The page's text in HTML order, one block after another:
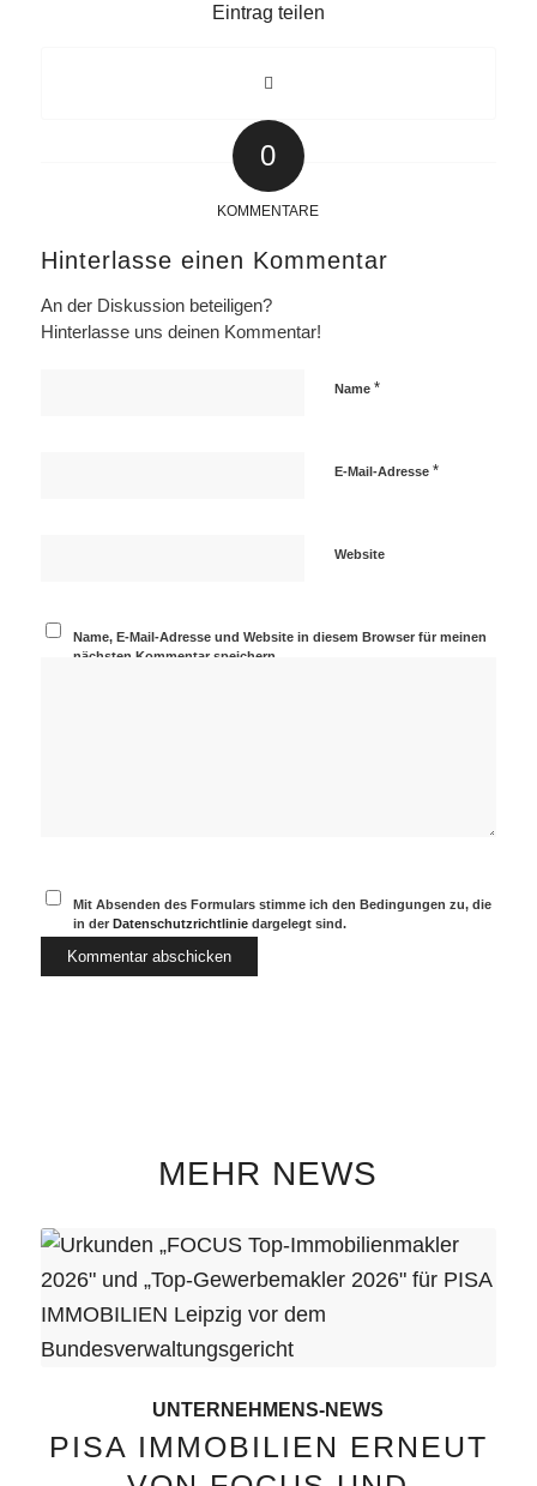
Eintrag teilen
0
KOMMENTARE
Hinterlasse einen Kommentar
An der Diskussion beteiligen?
Hinterlasse uns deinen Kommentar!
Name *
E-Mail-Adresse *
Website
Name, E-Mail-Adresse und Website in diesem Browser für meinen
nächsten Kommentar speichern.
Mit Absenden des Formulars stimme ich den Bedingungen zu, die
in derDatenschutzrichtliniedargelegt sind.
MEHR NEWS
UNTERNEHMENS-NEWS
PISA IMMOBILIEN ERNEUT